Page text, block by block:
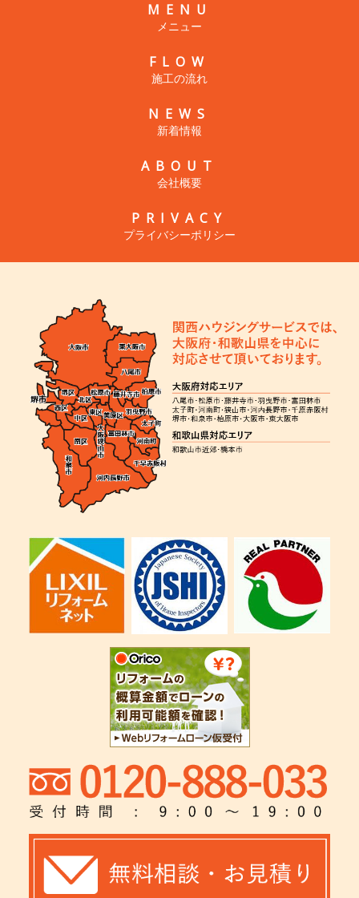
MENU
メニュー
FLOW
施工の流れ
NEWS
新着情報
ABOUT
会社概要
PRIVACY
プライバシーポリシー